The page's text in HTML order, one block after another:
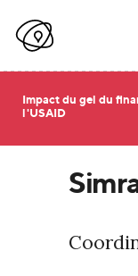
Impact du gel du
l'USAIDAccueil